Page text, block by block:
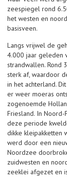
zeespiegel rond
het westen en
basisveen.
Langs vrijwel de
4.000 jaar geleden
strandwallen. Rond
sterk af, waardoor
in het achterland.
er weer moeras
zogenoemde
Friesland. In
deze periode
dikke kleipakketten
werd door een
Noordzee
zuidwesten en
zeeklei afgezet en